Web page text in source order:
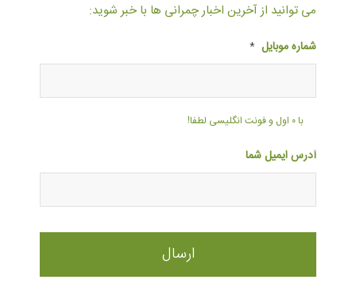
می توانید از آخرین اخبار چمرانی ها با خبر شوید:
شماره موبایل *
با ۰ اول و فونت انگلیسی لطفا!
آدرس ایمیل شما